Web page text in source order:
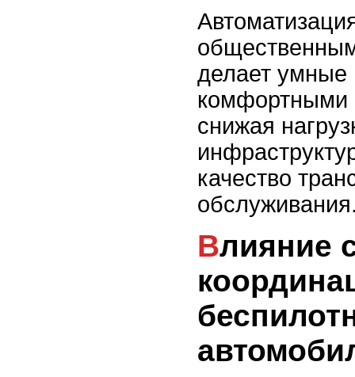
делает умные
комфортными
снижая
качество
Влияние связи 5G на